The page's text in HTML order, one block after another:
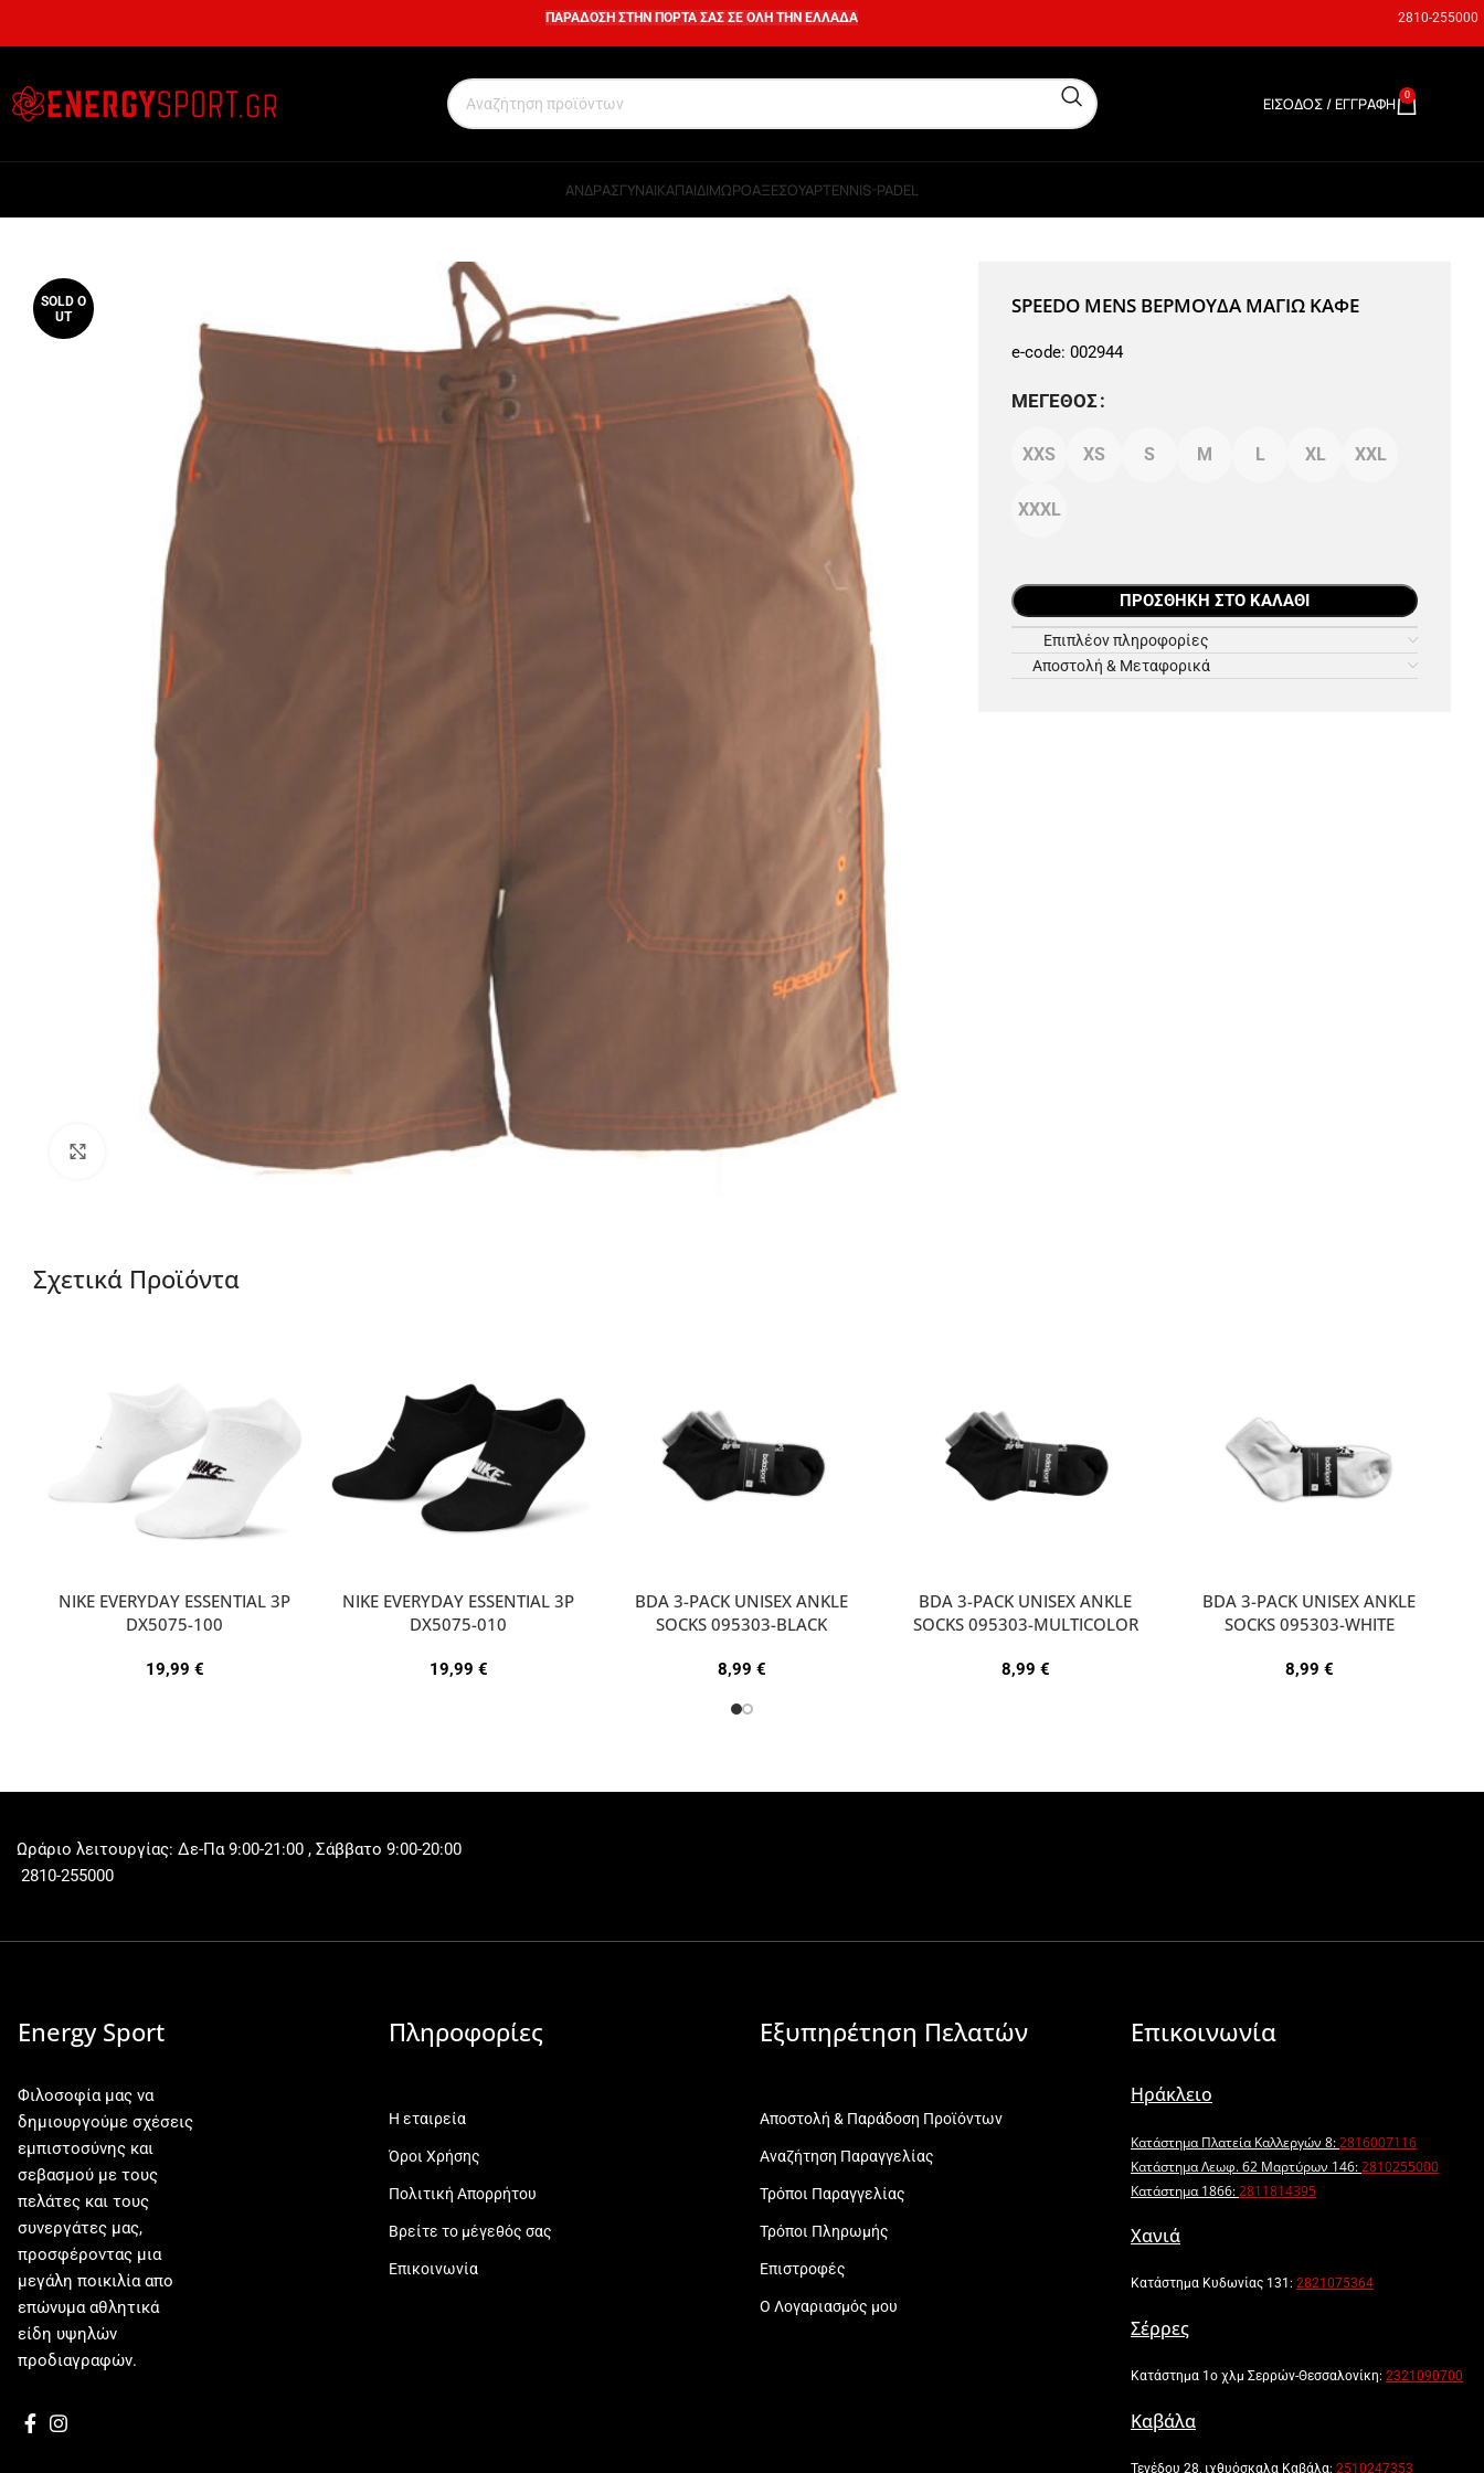
ΠΑΡΑΔΟΣΗ ΣΤΗΝ ΠΟΡΤΑ ΣΑΣ ΣΕ ΟΛΗ ΤΗΝ ΕΛΛΑΔΑ 2810-255000
ΕΊΣΟΔΟΣ / ΕΓΓΡΑΦΉ 0
ΑΝΔΡΑΣΓΥΝΑΙΚΑΠΑΙΔΙΜΩΡΟΑΞΕΣΟΥΑΡTENNIS-PADEL
SOLD O
UT
Μεγέθυνση
SPEEDO MENS ΒΕΡΜΟΥΔΑ ΜΑΓΙΩ ΚΑΦΕ
e-code: 002944
ΜΈΓΕΘΟΣ
XXS XS S M L XL XXL
XXXL
ΠΡΟΣΘΉΚΗ ΣΤΟ ΚΑΛΆΘΙ
Επιπλέον πληροφορίες
Αποστολή & Μεταφορικά
Σχετικά Προϊόντα
NIKE EVERYDAY ESSENTIAL 3P
DX5075-100
19,99 €
NIKE EVERYDAY ESSENTIAL 3P
DX5075-010
19,99 €
BDA 3-PACK UNISEX ANKLE
SOCKS 095303-BLACK
8,99 €
ΒDA 3-PACK UNISEX ANKLE
SOCKS 095303-MULTICOLOR
8,99 €
BDA 3-PACK UNISEX ANKLE
SOCKS 095303-WHITE
8,99 €
Ωράριο λειτουργίας: Δε-Πα 9:00-21:00 , Σάββατο 9:00-20:00
2810-255000
Energy Sport
Φιλοσοφία μας να
δημιουργούμε σχέσεις
εμπιστοσύνης και
σεβασμού με τους
πελάτες και τους
συνεργάτες μας,
προσφέροντας μια
μεγάλη ποικιλία απο
επώνυμα αθλητικά
είδη υψηλών
προδιαγραφών.
Πληροφορίες
Η εταιρεία
Όροι Χρήσης
Πολιτική Απορρήτου
Βρείτε το μέγεθός σας
Επικοινωνία
Εξυπηρέτηση Πελατών
Αποστολή & Παράδοση Προϊόντων
Αναζήτηση Παραγγελίας
Τρόποι Παραγγελίας
Τρόποι Πληρωμής
Επιστροφές
Ο Λογαριασμός μου
Επικοινωνία
Ηράκλειο
Κατάστημα Πλατεία Καλλεργών 8:2816007116
Κατάστημα Λεωφ. 62 Μαρτύρων 146:2810255000
Κατάστημα 1866:2811814395
Χανιά
Κατάστημα Κυδωνίας 131: 2821075364
Σέρρες
Κατάστημα 1ο χλμ Σερρών-Θεσσαλονίκη: 2321090700
Καβάλα
Τενέδου 28, ιχθυόσκαλα Καβάλα: 2510247353